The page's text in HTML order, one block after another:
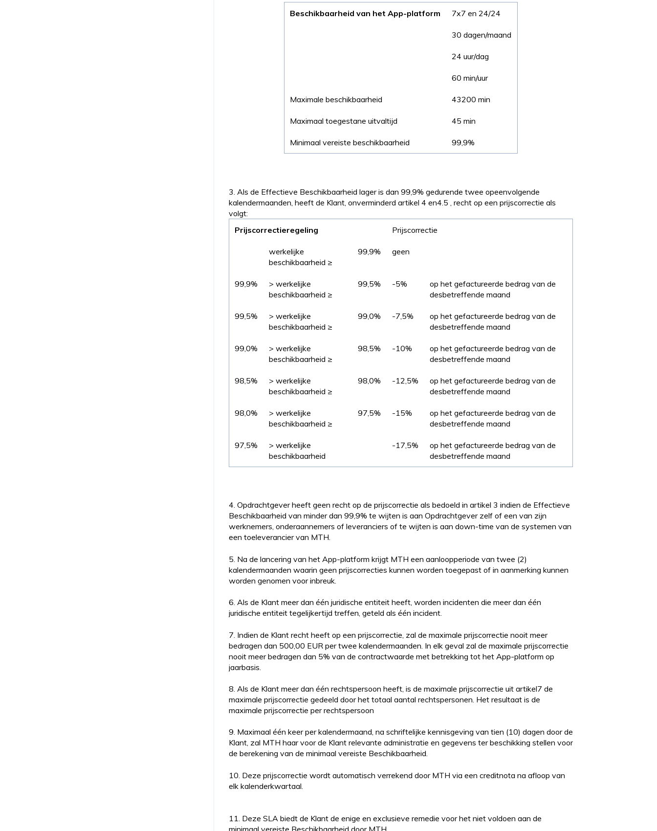
Beschikbaarheid van het App-platform 7x7 en 24/24
30 dagen/maand
24 uur/dag
60 min/uur
Maximale beschikbaarheid 43200 min
Maximaal toegestane uitvaltijd 45 min
Minimaal vereiste beschikbaarheid 99,9%
3. Als de Effectieve Beschikbaarheid lager is dan 99,9% gedurende twee opeenvolgende
kalendermaanden, heeft de Klant, onverminderd artikel 4 en4.5 , recht op een prijscorrectie als
volgt:
Prijscorrectieregeling
Prijscorrectie
werkelijke
beschikbaarheid ≥
99,9% geen
99,9%
> werkelijke
beschikbaarheid ≥
99,5% -5%
op het gefactureerde bedrag van de
desbetreffende maand
99,5%
> werkelijke
beschikbaarheid ≥
99,0% -7,5%
op het gefactureerde bedrag van de
desbetreffende maand
99,0%
> werkelijke
beschikbaarheid ≥
98,5% -10%
op het gefactureerde bedrag van de
desbetreffende maand
98,5%
> werkelijke
beschikbaarheid ≥
98,0% -12,5%
op het gefactureerde bedrag van de
desbetreffende maand
98,0%
> werkelijke
beschikbaarheid ≥
97,5% -15%
op het gefactureerde bedrag van de
desbetreffende maand
97,5%
> werkelijke
beschikbaarheid
-17,5%
op het gefactureerde bedrag van de
desbetreffende maand
4. Opdrachtgever heeft geen recht op de prijscorrectie als bedoeld in artikel 3 indien de Effectieve
Beschikbaarheid van minder dan 99,9% te wijten is aan Opdrachtgever zelf of een van zijn
werknemers, onderaannemers of leveranciers of te wijten is aan down-time van de systemen van
een toeleverancier van MTH.
5. Na de lancering van het App-platform krijgt MTH een aanloopperiode van twee (2)
kalendermaanden waarin geen prijscorrecties kunnen worden toegepast of in aanmerking kunnen
worden genomen voor inbreuk.
6. Als de Klant meer dan één juridische entiteit heeft, worden incidenten die meer dan één
juridische entiteit tegelijkertijd treffen, geteld als één incident.
7. Indien de Klant recht heeft op een prijscorrectie, zal de maximale prijscorrectie nooit meer
bedragen dan 500,00 EUR per twee kalendermaanden. In elk geval zal de maximale prijscorrectie
nooit meer bedragen dan 5% van de contractwaarde met betrekking tot het App-platform op
jaarbasis.
8. Als de Klant meer dan één rechtspersoon heeft, is de maximale prijscorrectie uit artikel7 de
maximale prijscorrectie gedeeld door het totaal aantal rechtspersonen. Het resultaat is de
maximale prijscorrectie per rechtspersoon
9. Maximaal één keer per kalendermaand, na schriftelijke kennisgeving van tien (10) dagen door de
Klant, zal MTH haar voor de Klant relevante administratie en gegevens ter beschikking stellen voor
de berekening van de minimaal vereiste Beschikbaarheid.
10. Deze prijscorrectie wordt automatisch verrekend door MTH via een creditnota na afloop van
elk kalenderkwartaal.
11. Deze SLA biedt de Klant de enige en exclusieve remedie voor het niet voldoen aan de